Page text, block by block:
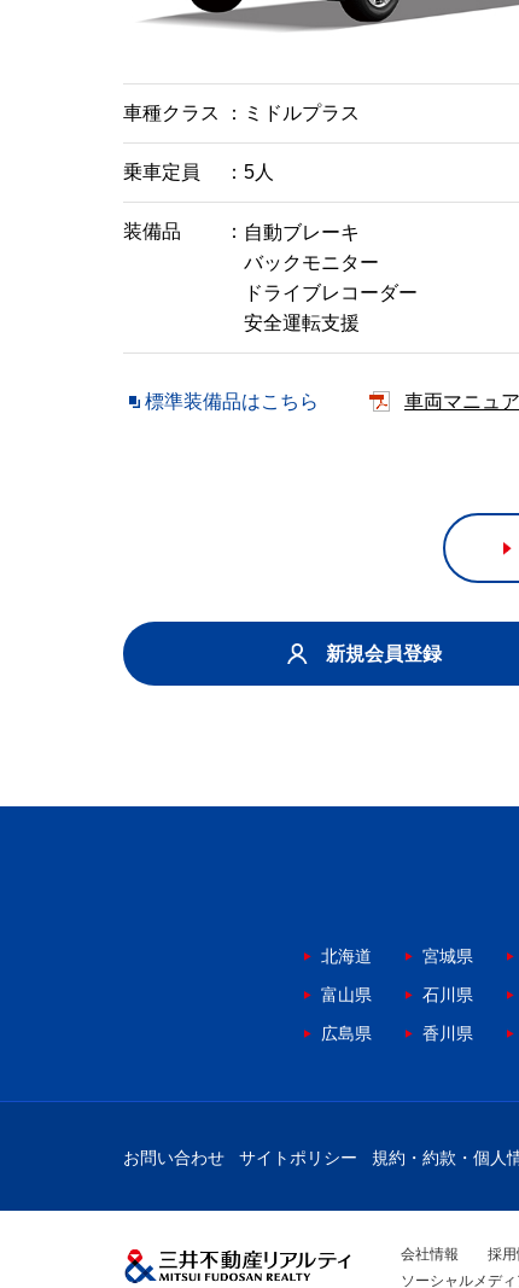
車種クラス ミドルプラス
乗車定員 5人
装備品
自動ブレーキ
バックモニター
ドライブレコーダー
安全運転支援
標準装備品はこちら 車両マニュ
新規会員登録
北海道 宮城県
富山県
石川県
広島県
香川県
お問い合わせ サイトポリシー 規約・約款・個人
会社情報 採用
ソーシャルメデ